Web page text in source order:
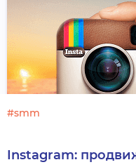
#smm
Instagram: